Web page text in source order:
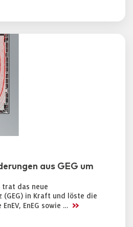
aus GEG um
trat das neue
(GEG) in Kraft und löste die
EnEG sowie … >>